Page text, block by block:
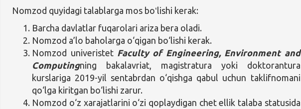
Nomzod quyidagi talablarga mos boʻlishi kerak:
Barcha davlatlar fuqarolari ariza bera oladi.
Nomzod a’lo baholarga o‘qigan bo‘lishi kerak.
Nomzod univeristet Faculty of Engineering, Environment and
Computingning bakalavriat, magistratura yoki doktorantura
kurslariga 2019-yil sentabrdan o‘qishga qabul uchun taklifnomani
qo‘lga kiritgan bo‘lishi zarur.
Nomzod o‘z xarajatlarini o‘zi qoplaydigan chet ellik talaba statusida